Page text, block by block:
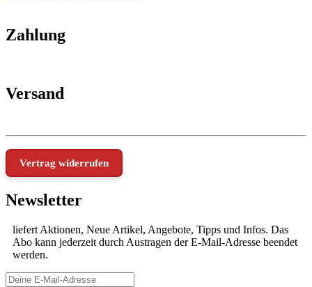
Zahlung
Versand
Vertrag widerrufen
Newsletter
liefert Aktionen, Neue Artikel, Angebote, Tipps und Infos. Das
Abo kann jederzeit durch Austragen der E-Mail-Adresse beendet
werden.